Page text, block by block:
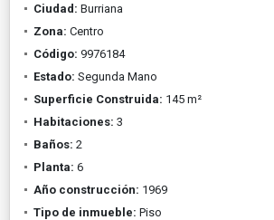
Ciudad: Burriana
Zona: Centro
Código: 9976184
Estado: Segunda Mano
Superficie Construida: 145 m²
Habitaciones: 3
Baños: 2
Planta: 6
Año construcción: 1969
Tipo de inmueble: Piso